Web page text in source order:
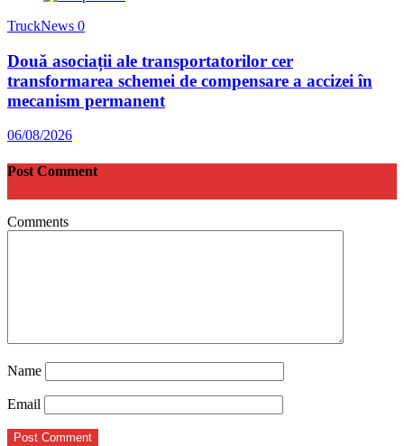
TruckNews 0
Două asociații ale transportatorilor cer
transformarea schemei de compensare a accizei în
mecanism permanent
06/08/2026
Post Comment
Comments
Name
Email